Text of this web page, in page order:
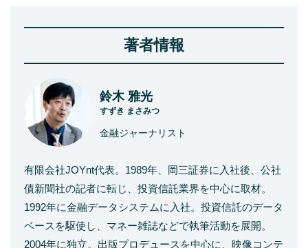
著者情報
鈴木 雅光
すずき まさみつ
金融ジャーナリスト
有限会社JOYnt代表。1989年、岡三証券に入社後、公社
債新聞社の記者に転じ、投資信託業界を中心に取材。
1992年に金融データシステムに入社。投資信託のデータ
ベースを駆使し、マネー雑誌などで執筆活動を展開。
2004年に独立。出版プロデュースを中心に、映像コンテ